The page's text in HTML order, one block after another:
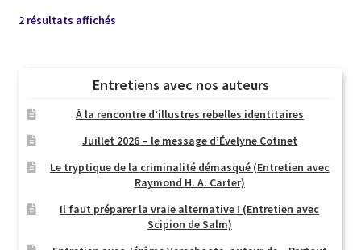
2 résultats affichésTrié
au
plus
Entretiens avec nos auteurs
À la rencontre d’illustres rebelles identitaires
Juillet 2026 – le message d’Évelyne Cotinet
Le tryptique de la criminalité démasqué (Entretien avec
Raymond H. A. Carter)
Il faut préparer la vraie alternative ! (Entretien avec
Scipion de Salm)